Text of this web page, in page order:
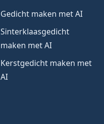
Gedicht maken met AI
Sinterklaasgedicht
maken met AI
Kerstgedicht maken met
AI